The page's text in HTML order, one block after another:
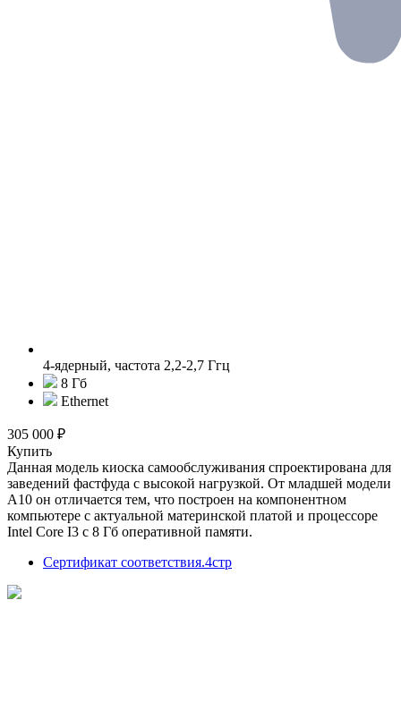
4-ядерный, частота 2,2-2,7 Ггц
8 Гб
Ethernet
305 000 ₽
Купить
Данная модель киоска самообслуживания спроектирована для
заведений фастфуда с высокой нагрузкой. От младшей модели
А10 он отличается тем, что построен на компонентном
компьютере с актуальной материнской платой и процессоре
Intel Core I3 с 8 Гб оперативной памяти.
Сертификат соответствия.4стр